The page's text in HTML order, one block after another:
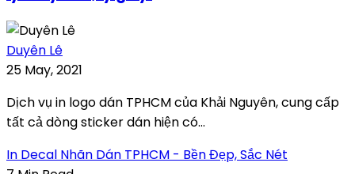
Duyên Lê
25 May, 2021
Dịch vụ in logo dán TPHCM của Khải Nguyên, cung cấp
tất cả dòng sticker dán hiện có...
In Decal Nhãn Dán TPHCM - Bền Đẹp, Sắc Nét